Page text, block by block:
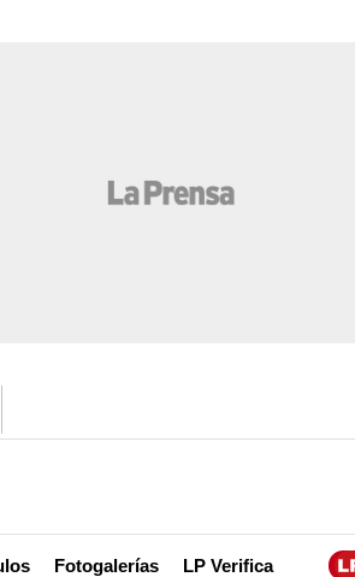
Fotogalerías LP Verifica